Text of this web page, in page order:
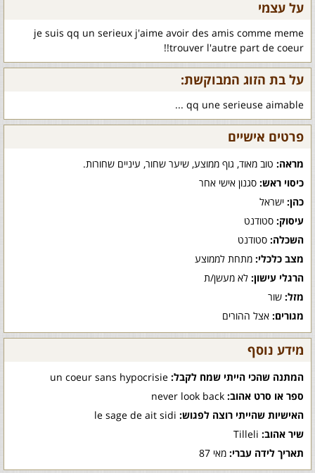
על עצמי
je suis qq un serieux j'aime avoir des amis comme meme
trouver l'autre part de coeur!!
על בת הזוג המבוקשת:
qq une serieuse aimable ...
פרטים אישיים
מראה: טוב מאוד, גוף ממוצע, שיער שחור, עיניים שחורות.
כיסוי ראש: סגנון אישי אחר
כהן: ישראל
עיסוק: סטודנט
השכלה: סטודנט
מצב כלכלי: מתחת לממוצע
הרגלי עישון: לא מעשן/ת
מזל: שור
מגורים: אצל ההורים
מידע נוסף
המתנה שהכי הייתי שמח לקבל: un coeur sans hypocrisie
ספר או סרט אהוב: never look back
האישיות שהייתי רוצה לפגוש: le sage de ait sidi
שיר אהוב: Tilleli
תאריך לידה עברי: מאי 87